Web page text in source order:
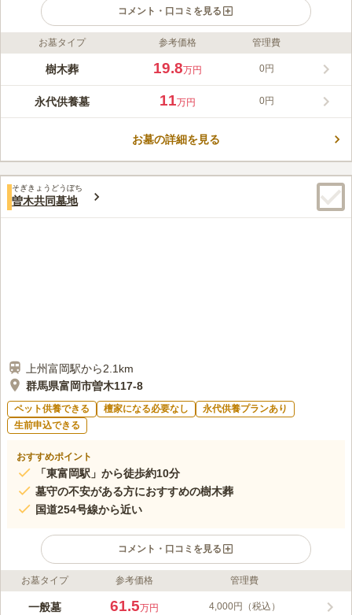
コメント・口コミを見る
ライフドット編集部のコメント
群馬県富岡市で400年以上の歴史を刻む本城寺は、地域に親しま
して以来、地域の皆様と共に歩み、毎年11月には賑やかな鬼子母
神祭が開催されるなど、親しみやすい「街のお寺」として法灯を
不問でどなたでも安心してお休みいただけます。ペット共葬や個
この霊園はまだ誰からも評価されていません。
お墓タイプ 参考価格 管理費
樹木葬 19.8万円 0円
永代供養墓 11万円 0円
お墓の詳細を見る
そぎきょうどうぼち
曽木共同墓地
上州富岡駅から2.1km
群馬県富岡市曽木117-8
ペット供養できる 檀家になる必要なし
永代供養プランあり
生前申込できる
おすすめポイント
「東富岡駅」から徒歩約10分
墓守の不安がある方におすすめの樹木葬
国道254号線から近い
コメント・口コミを見る
ライフドット編集部のコメント
住宅街に位置していますが、外壁で囲まれているので視線を気に
お墓タイプ 参考価格 管理費
一般墓 61.5万円 4,000円（税込）